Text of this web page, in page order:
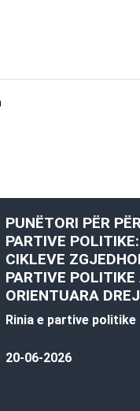
PUNËTORI PËR
PARTIVE
CIKLEVE
PARTIVE
ORIENTUARA
Rinia e partive politike
20-06-2026